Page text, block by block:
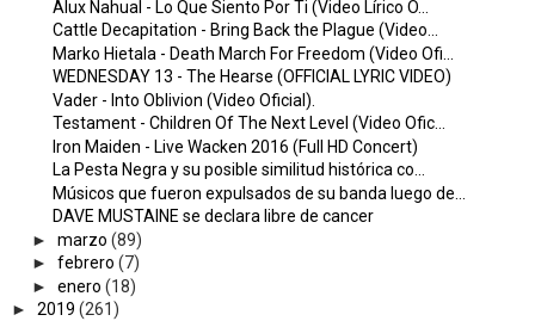
Alux Nahual - Lo Que Siento Por Ti (Video Lírico O...
Cattle Decapitation - Bring Back the Plague (Video...
Marko Hietala - Death March For Freedom (Video Ofi...
WEDNESDAY 13 - The Hearse (OFFICIAL LYRIC VIDEO)
Vader - Into Oblivion (Video Oficial).
Testament - Children Of The Next Level (Video Ofic...
Iron Maiden - Live Wacken 2016 (Full HD Concert)
La Pesta Negra y su posible similitud histórica co...
Músicos que fueron expulsados de su banda luego de...
DAVE MUSTAINE se declara libre de cancer
► marzo (89)
► febrero (7)
► enero (18)
► 2019 (261)